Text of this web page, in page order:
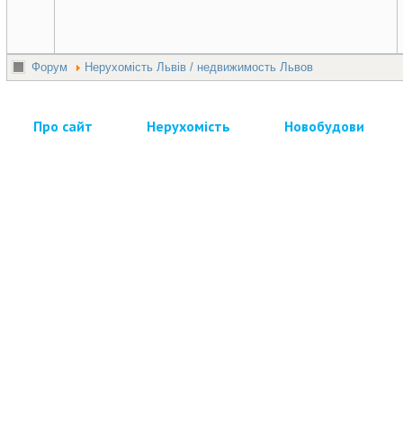
Форум Нерухомість Львів / недвижимость Львов
Про сайт Нерухомість Новобудови